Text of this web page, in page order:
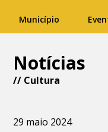
Município
Notícias
// Cultura
29 maio 2024